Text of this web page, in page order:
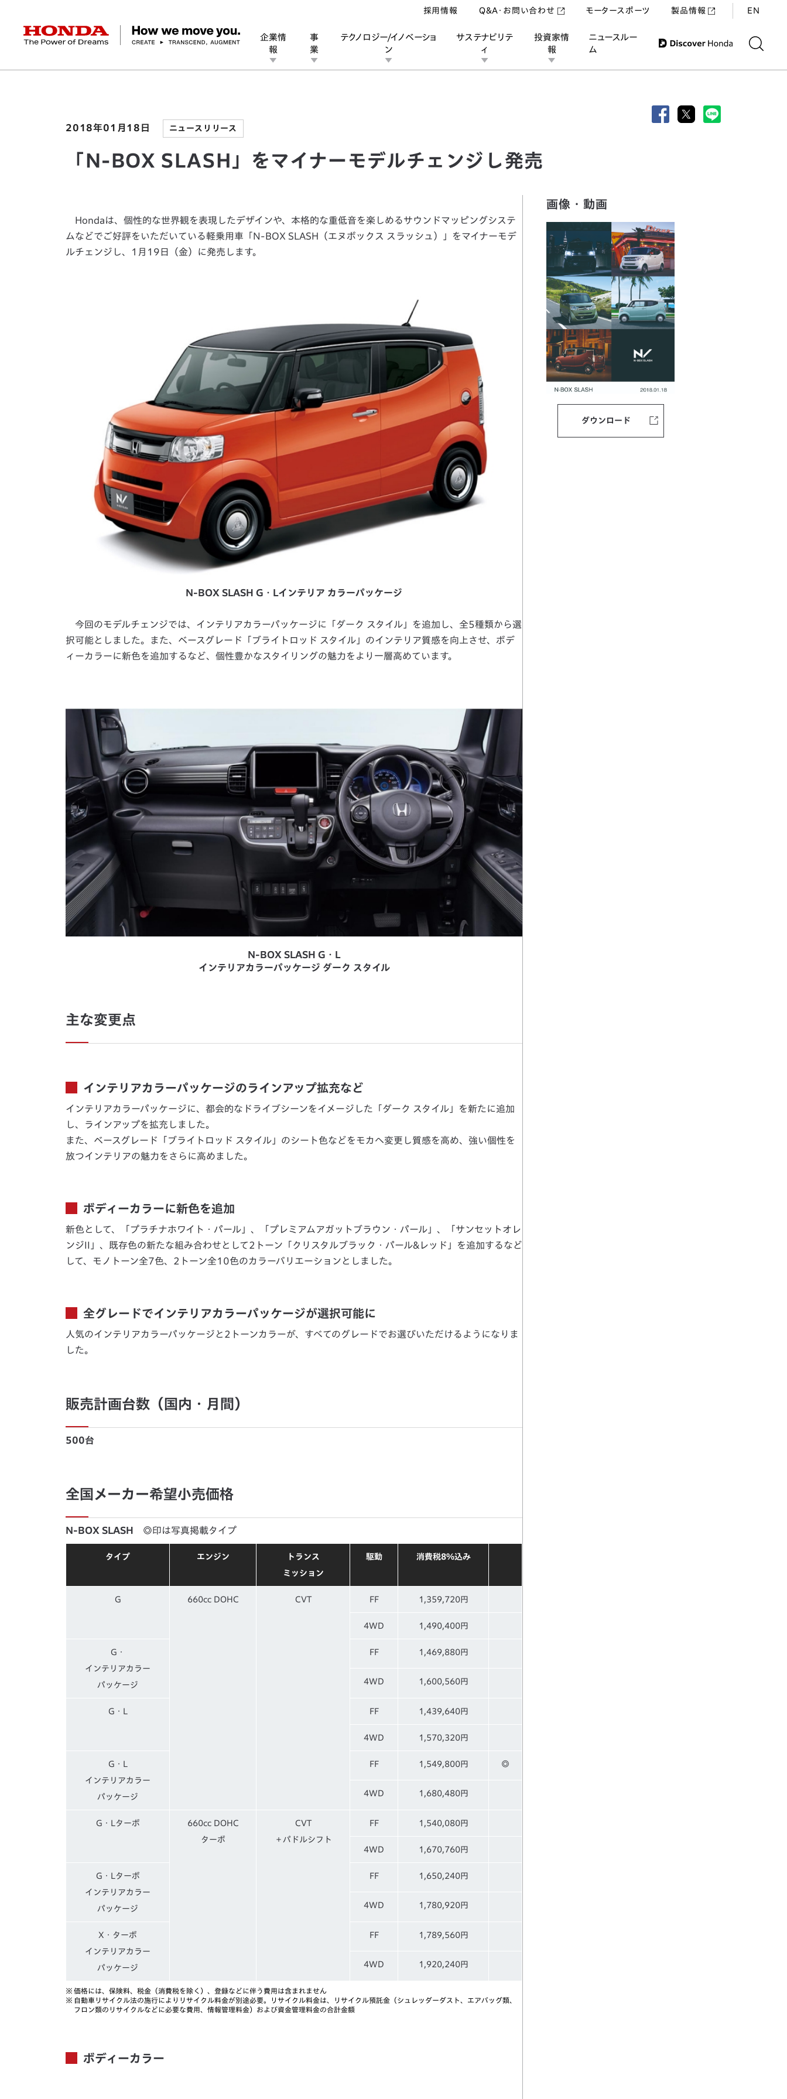
HONDA The Power of Dreams
企業情
報
社長メッセージ 経営方針 会社概要 ヒストリー
事
業
バイク パワープロダクツ マリン その他事業
テクノロジー/イノベーショ
ン
テクノロジー デザイン オープンイノベーション
サステナビリテ
ィ
ESGレポート Honda Report 環境 社会 ガバナンス
投資家情
報
IR資料室 財務・業績情報 株式・債券情報
ニュースルー
ム
ニュースルーム
Discover Honda
採用情報 Q&A・お問い合わせ モータースポーツ 製品情報 EN
「N-BOX SLASH」をマイナーモデルチェンジし発売
2018年01月18日 ニュースリリース
「N-BOX SLASH」をマイナーモデルチェンジし発売
Hondaは、個性的な世界観を表現したデザインや、本格的な重低音を楽しめるサウンドマッピングシステ
ムなどでご好評をいただいている軽乗用車「N-BOX SLASH（エヌボックス スラッシュ）」をマイナーモデ
ルチェンジし、1月19日（金）に発売します。
N-BOX SLASH G・Lインテリア カラーパッケージ
今回のモデルチェンジでは、インテリアカラーパッケージに「ダーク スタイル」を追加し、全5種類から選
択可能としました。また、ベースグレード「ブライトロッド スタイル」のインテリア質感を向上させ、ボデ
ィーカラーに新色を追加するなど、個性豊かなスタイリングの魅力をより一層高めています。
N-BOX SLASH G・L
インテリアカラーパッケージ ダーク スタイル
主な変更点
インテリアカラーパッケージのラインアップ拡充など
インテリアカラーパッケージに、都会的なドライブシーンをイメージした「ダーク スタイル」を新たに追加
し、ラインアップを拡充しました。
また、ベースグレード「ブライトロッド スタイル」のシート色などをモカへ変更し質感を高め、強い個性を
放つインテリアの魅力をさらに高めました。
ボディーカラーに新色を追加
新色として、「プラチナホワイト・パール」、「プレミアムアガットブラウン・パール」、「サンセットオレ
ンジII」、既存色の新たな組み合わせとして2トーン「クリスタルブラック・パール&レッド」を追加するなど
して、モノトーン全7色、2トーン全10色のカラーバリエーションとしました。
全グレードでインテリアカラーパッケージが選択可能に
人気のインテリアカラーパッケージと2トーンカラーが、すべてのグレードでお選びいただけるようになりま
した。
販売計画台数（国内・月間）
500台
全国メーカー希望小売価格
N-BOX SLASH ◎印は写真掲載タイプ
タイプ エンジン
トランス
ミッション
駆動 消費税8%込み
G 660cc DOHC CVT FF 1,359,720円
4WD 1,490,400円
G・
インテリアカラー
パッケージ
FF 1,469,880円
4WD 1,600,560円
G・L FF 1,439,640円
4WD 1,570,320円
G・L
インテリアカラー
パッケージ
FF 1,549,800円 ◎
4WD 1,680,480円
G・Lターボ
660cc DOHC
ターボ
CVT
＋パドルシフト
FF 1,540,080円
4WD 1,670,760円
G・Lターボ
インテリアカラー
パッケージ
FF 1,650,240円
4WD 1,780,920円
X・ターボ
インテリアカラー
パッケージ
FF 1,789,560円
4WD 1,920,240円
※ 価格には、保険料、税金（消費税を除く）、登録などに伴う費用は含まれません
※ 自動車リサイクル法の施行によりリサイクル料金が別途必要。リサイクル料金は、リサイクル預託金（シュレッダーダスト、エアバッグ類、
フロン類のリサイクルなどに必要な費用、情報管理料金）および資金管理料金の合計金額
ボディーカラー
画像・動画
ダウンロード